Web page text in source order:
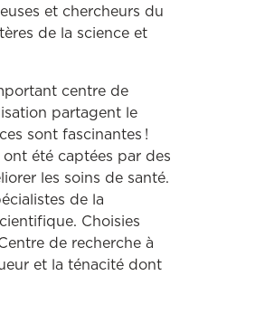
et chercheurs du
de la science et
dans une autre fenêtre
centre de
partagent le
sont fascinantes !
ont été captées par des
les soins de santé.
de la
Choisies
de recherche à
et la ténacité dont